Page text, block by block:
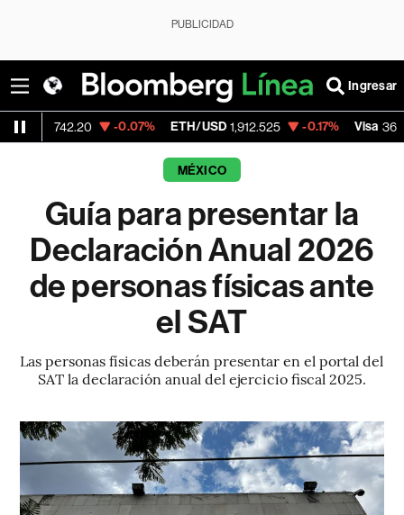
PUBLICIDAD
Ingresar
-0.07% ETH/USD 1,912.525 -0.17% Visa 368.54 -
MÉXICO
Guía para presentar la
Declaración Anual 2026
de personas físicas ante
el SAT
Las personas físicas deberán presentar en el portal del
SAT la declaración anual del ejercicio fiscal 2025.